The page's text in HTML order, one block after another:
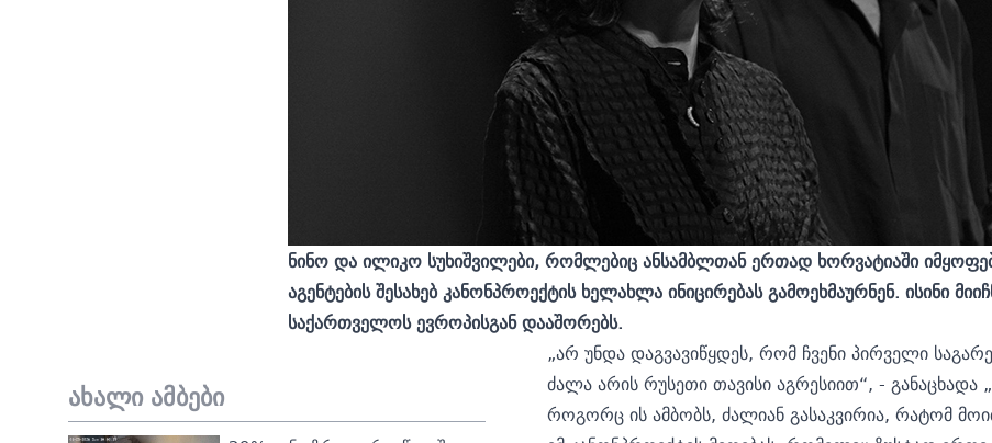
ნინო და ილიკო სუხიშვილები, რომლებიც ანსამბლთან ერთად ხორვატიაში
აგენტების შესახებ კანონპროექტის ხელახლა ინიცირებას გამოეხმაურნენ. ისინი
საქართველოს ევროპისგან დააშორებს.
ახალი ამბები
„არ უნდა დაგვავიწყდეს, რომ ჩვენი პირველი
ძალა არის რუსეთი თავისი აგრესიით“, - განაცხადა
როგორც ის ამბობს, ძალიან გასაკვირია, რატომ